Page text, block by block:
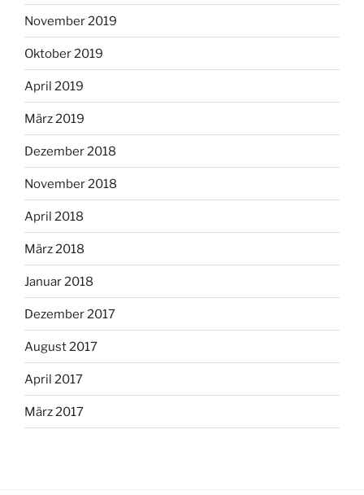
November 2019
Oktober 2019
April 2019
März 2019
Dezember 2018
November 2018
April 2018
März 2018
Januar 2018
Dezember 2017
August 2017
April 2017
März 2017